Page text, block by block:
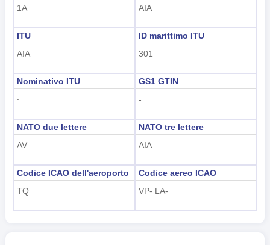
1A
AIA
ITU
AIA
ID marittimo ITU
301
Nominativo ITU
-
GS1 GTIN
-
NATO due lettere
AV
NATO tre lettere
AIA
Codice ICAO dell'aeroporto
TQ
Codice aereo ICAO
VP- LA-